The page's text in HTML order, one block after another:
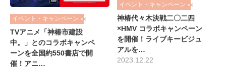
イベント・キャンペーン
TVアニメ「神椿市建設
中。」とのコラボキャンペ
ーンを全国約550書店で開
催！アニ…
イベント・キャンペーン
神椿代々木決戦二〇二四
×HMV コラボキャンペーン
を開催！ライブキービジュ
アルを…
2023.12.22